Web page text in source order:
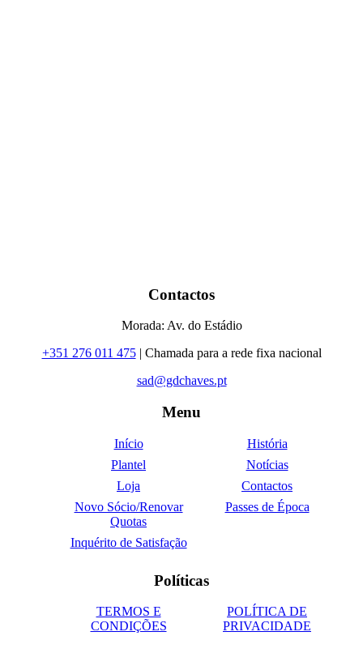
Contactos
Morada: Av. do Estádio
+351 276 011 475| Chamada para a rede fixa nacional
sad@gdchaves.pt
Menu
Início
História
Plantel
Notícias
Loja
Contactos
Novo Sócio/Renovar
Quotas
Passes de Época
Inquérito de Satisfação
Políticas
TERMOS E
CONDIÇÕES
POLÍTICA DE
PRIVACIDADE